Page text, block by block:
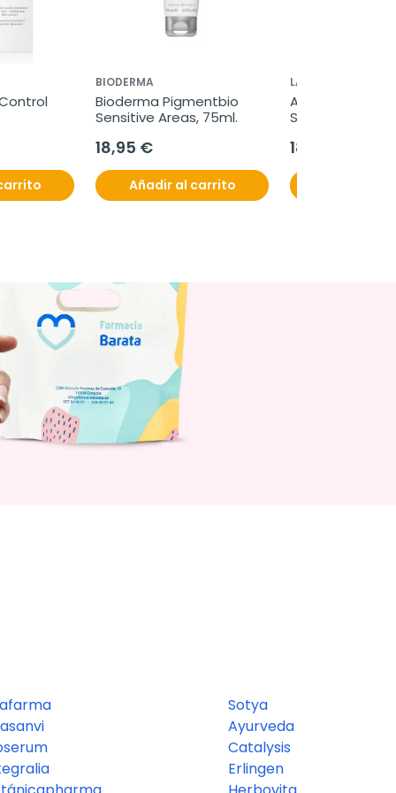
BIODERMA
Bioderma Pigmentbio
Sensitive Areas, 75ml.
18,95 €
Añadir al carrito
LA ROCHE POSAY
Anthelios Age
SPF50, 50ml.
18,66 €
Sotya
Ayurveda
Catalysis
Erlingen